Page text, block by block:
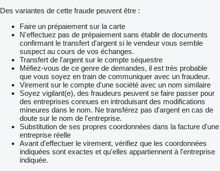
Des variantes de cette fraude peuvent être :
Faire un prépaiement sur la carte
N'effectuez pas de prépaiement sans établir de documents
confirmant le transfert d'argent si le vendeur vous semble
suspect au cours de vos échanges.
Transfert de l'argent sur le compte séquestre
Méfiez-vous de ce genre de demandes, il est très probable
que vous soyez en train de communiquer avec un fraudeur.
Virement sur le compte d'une société avec un nom similaire
Soyez vigilant(e), des fraudeurs peuvent se faire passer pour
des entreprises connues en introduisant des modifications
mineures dans le nom. Ne transférez pas d'argent en cas de
doute sur le nom de l'entreprise.
Substitution de ses propres coordonnées dans la facture d'une
entreprise réelle
Avant d'effectuer le virement, vérifiez que les coordonnées
indiquées sont exactes et qu'elles appartiennent à l'entreprise
indiquée.